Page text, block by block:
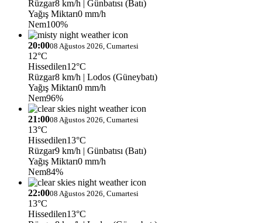
Rüzgar8 km/h | Günbatısı (Batı)
Yağış Miktarı0 mm/h
Nem100%
20:0008 Ağustos 2026, Cumartesi
12°C
Hissedilen12°C
Rüzgar8 km/h | Lodos (Güneybatı)
Yağış Miktarı0 mm/h
Nem96%
21:0008 Ağustos 2026, Cumartesi
13°C
Hissedilen13°C
Rüzgar9 km/h | Günbatısı (Batı)
Yağış Miktarı0 mm/h
Nem84%
22:0008 Ağustos 2026, Cumartesi
13°C
Hissedilen13°C